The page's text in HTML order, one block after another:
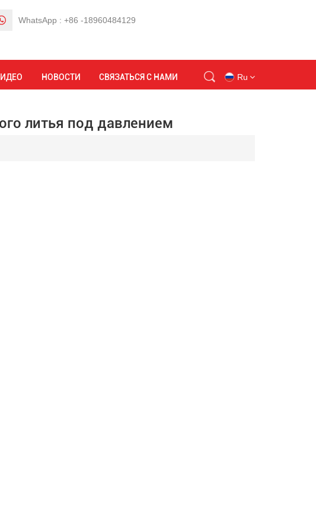
WhatsApp : +86 -18960484129
НОВОСТИ СВЯЗАТЬСЯ С НАМИ Ru
новая машина для гравитационного литья под давлением
литья под давлением